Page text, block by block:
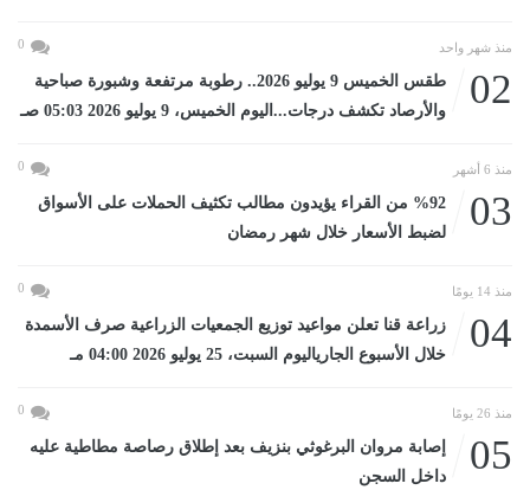
منذ شهر واحد 0
02
طقس الخميس 9 يوليو 2026.. رطوبة مرتفعة وشبورة صباحية
والأرصاد تكشف درجات...اليوم الخميس، 9 يوليو 2026 05:03 صـ
منذ 6 أشهر 0
03
%92 من القراء يؤيدون مطالب تكثيف الحملات على الأسواق
لضبط الأسعار خلال شهر رمضان
منذ 14 يومًا 0
04
زراعة قنا تعلن مواعيد توزيع الجمعيات الزراعية صرف الأسمدة
خلال الأسبوع الجارياليوم السبت، 25 يوليو 2026 04:00 مـ
منذ 26 يومًا 0
05
إصابة مروان البرغوثي بنزيف بعد إطلاق رصاصة مطاطية عليه
داخل السجن